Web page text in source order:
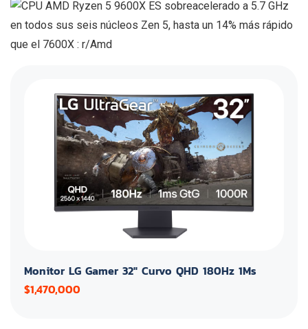
Monitor LG Gamer 32" Curvo QHD 180Hz 1Ms
$1,470,000